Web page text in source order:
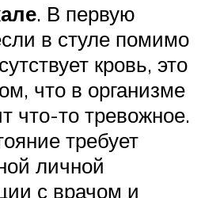
. В первую
в стуле помимо
кровь, это
что в организме
что-то тревожное.
требует
личной
с врачом и